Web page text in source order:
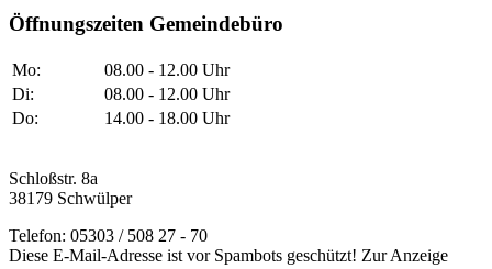
Öffnungszeiten Gemeindebüro
Mo:
08.00 - 12.00 Uhr
Di:
08.00 - 12.00 Uhr
Do:
14.00 - 18.00 Uhr
Schloßstr. 8a
38179 Schwülper
Telefon: 05303 / 508 27 - 70
Diese E-Mail-Adresse ist vor Spambots geschützt! Zur Anzeige